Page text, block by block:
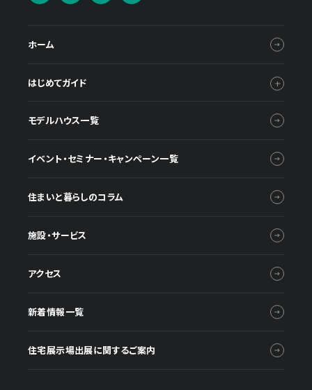
ホーム
はじめてガイド
モデルハウス一覧
イベント・セミナー・キャンペーン一覧
住まいと暮らしのコラム
施設・サービス
アクセス
新着情報一覧
住宅展示場出展に関するご案内